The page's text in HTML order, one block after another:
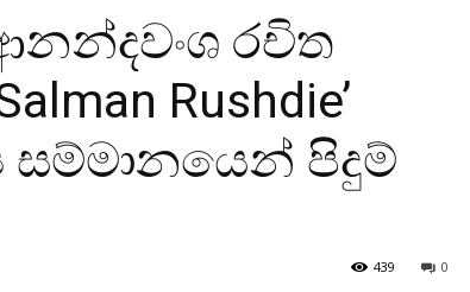
රචිත
Rushdie’
සම්මානයෙන් පිදුම්
0
439